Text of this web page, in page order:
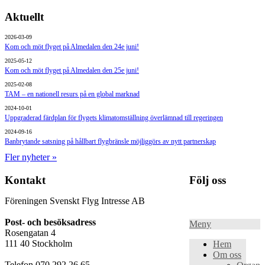
Aktuellt
2026-03-09
Kom och möt flyget på Almedalen den 24e juni!
2025-05-12
Kom och möt flyget på Almedalen den 25e juni!
2025-02-08
TAM – en nationell resurs på en global marknad
2024-10-01
Uppgraderad färdplan för flygets klimatomställning överlämnad till regeringen
2024-09-16
Banbrytande satsning på hållbart flygbränsle möjliggörs av nytt partnerskap
Fler nyheter »
Kontakt
Föreningen Svenskt Flyg Intresse AB
Post- och besöksadress
Rosengatan 4
111 40 Stockholm
Följ oss
Meny
Hem
Om oss